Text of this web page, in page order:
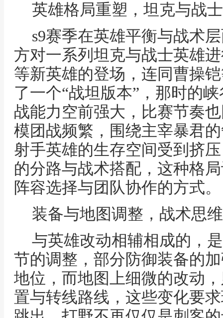
英雄格局重塑，坦克与战
s9赛季在英雄平衡与战术
方对一系列坦克与战士英雄
等新英雄的登场，连同曹操
了一个“战坦版本”，那时的
战能力空前强大，比赛节奏
模团战频繁，围绕主宰暴君
射手英雄的生存空间受到挤
的分路与战术搭配，这种格
阵容选择与团队协作的方式。
装备与地图调整，战术思
与英雄改动相辅相成的，
节的调整，部分防御装备的
地位，而地图上细微的改动
置与转线路线，这些变化要